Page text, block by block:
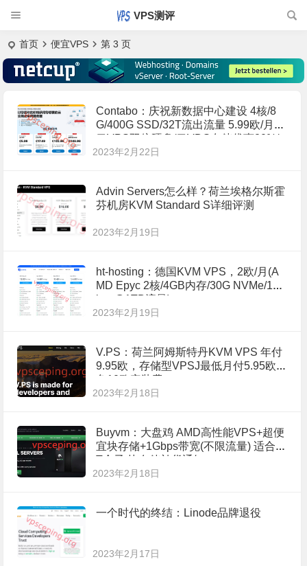
VPS测评
首页 便宜VPS 第 3 页
Contabo：庆祝新数据中心建设 4核/8
G/400G SSD/32T流出流量 5.99欧/月
云VPS双倍硬盘/云VDS存储优惠20%/
专用服务器免设置费
2023年2月22日
Advin Servers怎么样？荷兰埃格尔斯霍
芬机房KVM Standard S详细评测
2023年2月19日
ht-hosting：德国KVM VPS，2欧/月(A
MD Epyc 2核/4GB内存/30G NVMe/1G
bps@1TB流量)
2023年2月19日
V.PS：荷兰阿姆斯特丹KVM VPS 年付
9.95欧，存储型VPSJ最低月付5.95欧/
免10欧安装费
2023年2月18日
Buyvm：大盘鸡 AMD高性能VPS+超便
宜块存储+1Gbps带宽(不限流量) 适合P
T盒子 块存储补货通知
2023年2月18日
一个时代的终结：Linode品牌退役
2023年2月17日